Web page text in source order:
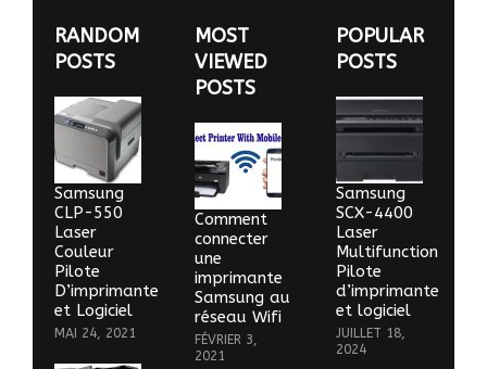
RANDOM
POSTS
Samsung
CLP-550
Laser
Couleur
Pilote
D’imprimante
et Logiciel
MAI 24, 2021
MOST
VIEWED
POSTS
Comment
connecter
une
imprimante
Samsung au
réseau Wifi
FÉVRIER 3,
2021
POPULAR
POSTS
Samsung
SCX-4400
Laser
Multifunction
Pilote
d’imprimante
et logiciel
JUILLET 18,
2024